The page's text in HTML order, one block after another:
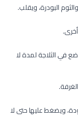
البودرة، ويقلب.
في الثلاجة لمدة لا
ويضغط عليها حتى لا